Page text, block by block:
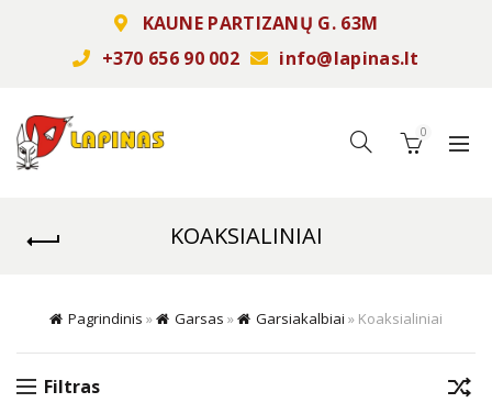
KAUNE PARTIZANŲ G. 63M
+370 656 90 002
info@lapinas.lt
0
KOAKSIALINIAI
Pagrindinis » Garsas » Garsiakalbiai » Koaksialiniai
Filtras